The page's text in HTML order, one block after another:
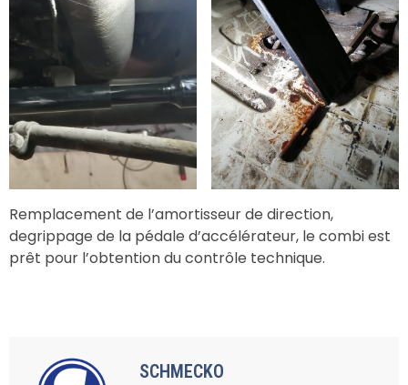
Remplacement de l’amortisseur de direction,
degrippage de la pédale d’accélérateur, le combi est
prêt pour l’obtention du contrôle technique.
SCHMECKO